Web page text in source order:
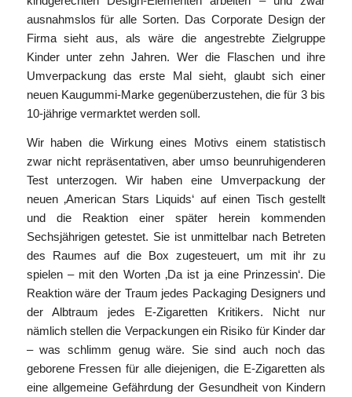
ausnahmslos für alle Sorten. Das Corporate Design der
Firma sieht aus, als wäre die angestrebte Zielgruppe
Kinder unter zehn Jahren. Wer die Flaschen und ihre
Umverpackung das erste Mal sieht, glaubt sich einer
neuen Kaugummi-Marke gegenüberzustehen, die für 3 bis
10-jährige vermarktet werden soll.
Wir haben die Wirkung eines Motivs einem statistisch
zwar nicht repräsentativen, aber umso beunruhigenderen
Test unterzogen. Wir haben eine Umverpackung der
neuen ‚American Stars Liquids‘ auf einen Tisch gestellt
und die Reaktion einer später herein kommenden
Sechsjährigen getestet. Sie ist unmittelbar nach Betreten
des Raumes auf die Box zugesteuert, um mit ihr zu
spielen – mit den Worten ‚Da ist ja eine Prinzessin‘. Die
Reaktion wäre der Traum jedes Packaging Designers und
der Albtraum jedes E-Zigaretten Kritikers. Nicht nur
nämlich stellen die Verpackungen ein Risiko für Kinder dar
– was schlimm genug wäre. Sie sind auch noch das
geborene Fressen für alle diejenigen, die E-Zigaretten als
eine allgemeine Gefährdung der Gesundheit von Kindern